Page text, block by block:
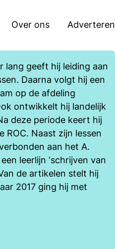
Over ons Adverteren
lang geeft hij leiding aan
Daarna volgt hij een
op de afdeling
ontwikkelt hij landelijk
deze periode keert hij
Naast zijn lessen
aan het A.
leerlijn ‘schrijven van
de artikelen stelt hij
2017 ging hij met